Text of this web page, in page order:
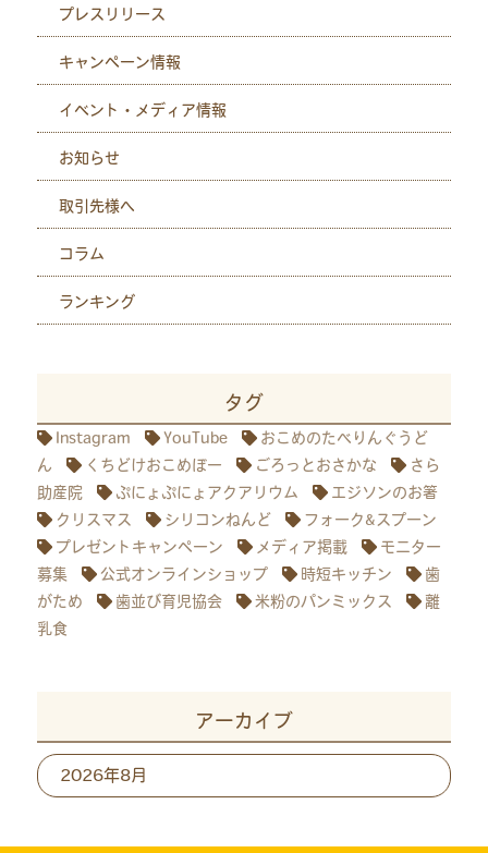
プレスリリース
キャンペーン情報
イベント・メディア情報
お知らせ
取引先様へ
コラム
ランキング
タグ
Instagram YouTube
おこめのたべりんぐうど
ん
くちどけおこめぼー ごろっとおさかな
さら
助産院
ぷにょぷにょアクアリウム
エジソンのお箸
クリスマス
シリコンねんど
フォーク&スプーン
プレゼントキャンペーン
メディア掲載
モニター
募集
公式オンラインショップ 時短キッチン
歯
がため
歯並び育児協会 米粉のパンミックス
離
乳食
アーカイブ
ア
ー